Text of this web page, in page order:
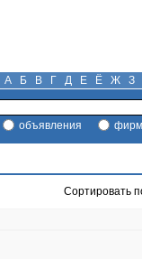
А Б В Г Д Е Ё Ж З
объявления
Сортировать